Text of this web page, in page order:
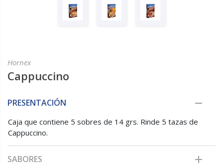
Hornex
Cappuccino
PRESENTACIÓN
Caja que contiene 5 sobres de 14 grs. Rinde 5 tazas de
Cappuccino.
SABORES